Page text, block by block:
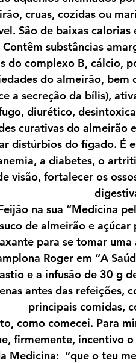
cruas, cozidas ou
São de baixas
substâncias
do complexo B, cálcio,
do almeirão,
a secreção da bílis),
diurético,
curativas do almeirão
distúrbios do fígado. É
a diabetes, o
visão, fortalecer os
na sua “Medicina
de almeirão e
para se tomar
Roger em “A
e a infusão de 30 g
antes das refeições,
principais comidas,
como comecei. Para
firmemente, incentivo
Medicina: ­ “que o teu